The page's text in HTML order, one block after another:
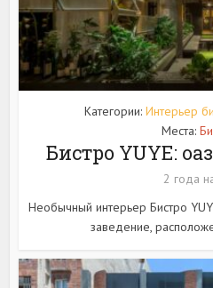
Категории: Интерьер
Места:
Бистро YUYE:
2 года
Необычный интерьер Бистро
заведение,